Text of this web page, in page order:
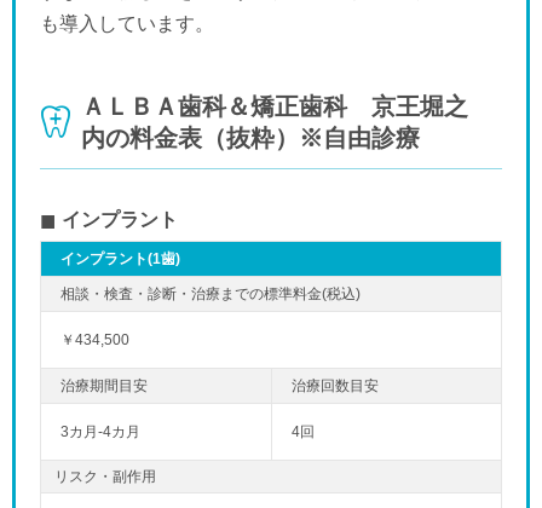
も導入しています。
ＡＬＢＡ歯科＆矯正歯科 京王堀之
内の料金表（抜粋）※自由診療
インプラント
インプラント(1歯)
￥434,500
3カ月-4カ月 4回
リスク・副作用